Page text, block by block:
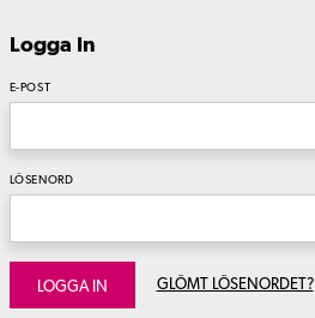
Logga In
E-POST
LÖSENORD
LOGGA IN GLÖMT LÖSENORDET?